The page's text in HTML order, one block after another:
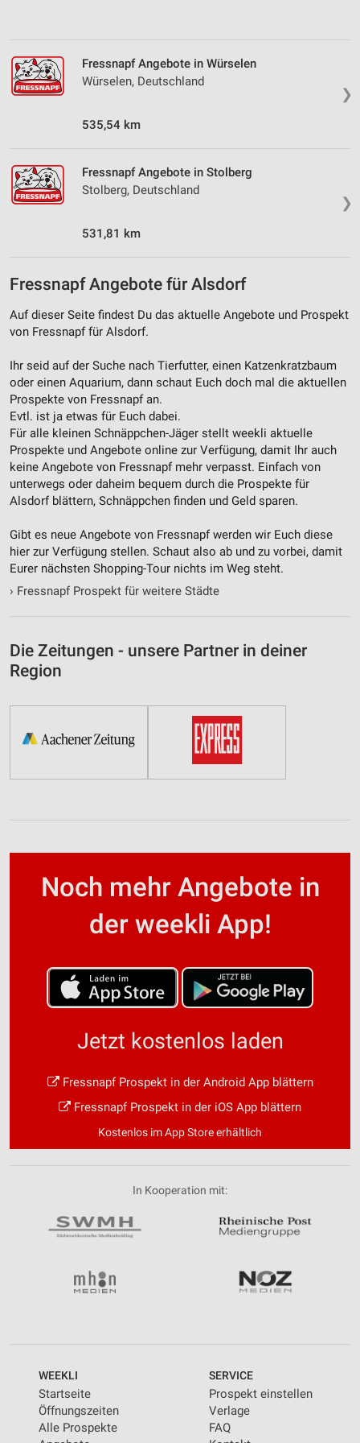
❯
Fressnapf Angebote in Würselen
Würselen, Deutschland
535,54 km
❯
Fressnapf Angebote in Stolberg
Stolberg, Deutschland
531,81 km
Fressnapf Angebote für Alsdorf
Auf dieser Seite findest Du das aktuelle Angebote und Prospekt
von Fressnapf für Alsdorf.
Ihr seid auf der Suche nach Tierfutter, einen Katzenkratzbaum
oder einen Aquarium, dann schaut Euch doch mal die aktuellen
Prospekte von Fressnapf an.
Evtl. ist ja etwas für Euch dabei.
Für alle kleinen Schnäppchen-Jäger stellt weekli aktuelle
Prospekte und Angebote online zur Verfügung, damit Ihr auch
keine Angebote von Fressnapf mehr verpasst. Einfach von
unterwegs oder daheim bequem durch die Prospekte für
Alsdorf blättern, Schnäppchen finden und Geld sparen.
Gibt es neue Angebote von Fressnapf werden wir Euch diese
hier zur Verfügung stellen. Schaut also ab und zu vorbei, damit
Eurer nächsten Shopping-Tour nichts im Weg steht.
› Fressnapf Prospekt für weitere Städte
Die Zeitungen - unsere Partner in deiner
Region
Noch mehr Angebote in
der weekli App!
Jetzt kostenlos laden
Fressnapf Prospekt in der Android App blättern
Fressnapf Prospekt in der iOS App blättern
Kostenlos im App Store erhältlich
In Kooperation mit:
WEEKLI
Startseite
Öffnungszeiten
Alle Prospekte
SERVICE
Prospekt einstellen
Verlage
FAQ
Messung der Performance von Inhalten
Kombinationen von Daten aus verschiedenen
Entwicklung und Verbesserung der Angebote
Verwendung reduzierter Daten zur Auswahl von
Verwendung genauer Standortdaten
Geräte anhand von aktiv angeforderten
Informationen identifizieren
Notwendig
Performance
Funktional
Werbung